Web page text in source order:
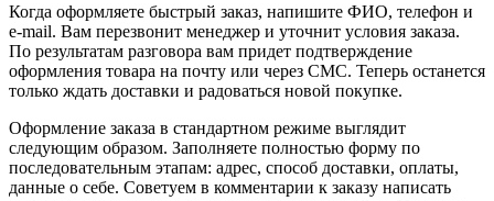
Когда оформляете быстрый заказ, напишите ФИО, телефон и
e-mail. Вам перезвонит менеджер и уточнит условия заказа.
По результатам разговора вам придет подтверждение
оформления товара на почту или через СМС. Теперь останется
только ждать доставки и радоваться новой покупке.
Оформление заказа в стандартном режиме выглядит
следующим образом. Заполняете полностью форму по
последовательным этапам: адрес, способ доставки, оплаты,
данные о себе. Советуем в комментарии к заказу написать